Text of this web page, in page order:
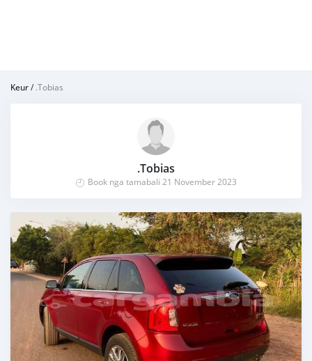
Keur/.Tobias
.Tobias
Book nga tamabali 21 November 2023